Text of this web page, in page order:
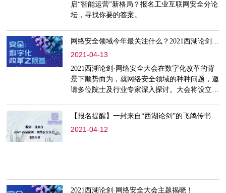
启“智能运营”新格局？报名工业互联网安全分论
坛，寻找你要的答案。
网络安全领域今年最关注什么？2021西湖论剑来解答！
2021-04-13
2021西湖论剑·网络安全大会在数字化改革的背
景下顺势而为，就网络安全领域的种种问题，邀
请多位院士及行业专家深入探讨。大会将设立一
其中涉及社会民生、行业经济和国内国际多个安
全领域的热门话题，旨在为数字化改革奠定安全
根基。
2021-04-12
2021西湖论剑·网络安全大会主题揭晓！